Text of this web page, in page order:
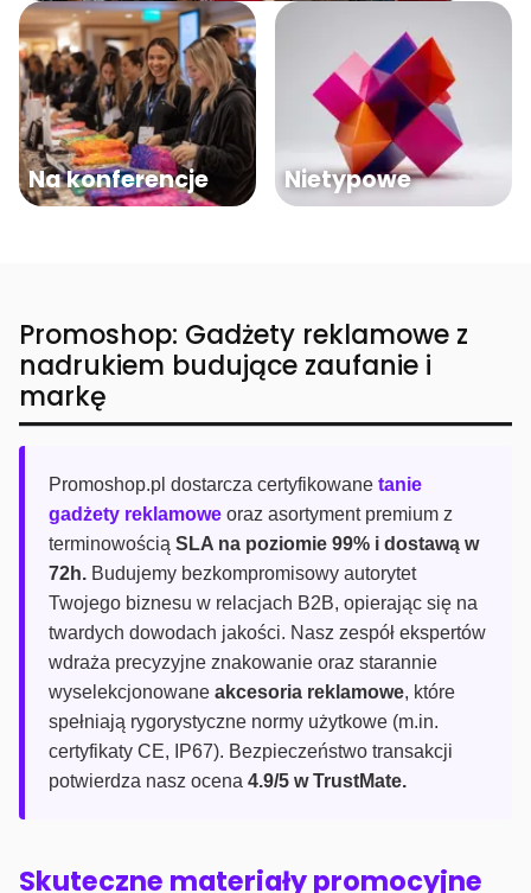
Na konferencje Nietypowe
Promoshop: Gadżety reklamowe z
nadrukiem budujące zaufanie i
markę
Promoshop.pl dostarcza certyfikowane tanie
gadżety reklamowe oraz asortyment premium z
terminowością SLA na poziomie 99% i dostawą w
72h. Budujemy bezkompromisowy autorytet
Twojego biznesu w relacjach B2B, opierając się na
twardych dowodach jakości. Nasz zespół ekspertów
wdraża precyzyjne znakowanie oraz starannie
wyselekcjonowane akcesoria reklamowe, które
spełniają rygorystyczne normy użytkowe (m.in.
certyfikaty CE, IP67). Bezpieczeństwo transakcji
potwierdza nasz ocena 4.9/5 w TrustMate.
Skuteczne materiały promocyjne